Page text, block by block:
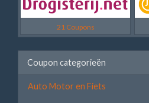
21 Coupons
Coupon categorieën
Auto Motor en Fiets